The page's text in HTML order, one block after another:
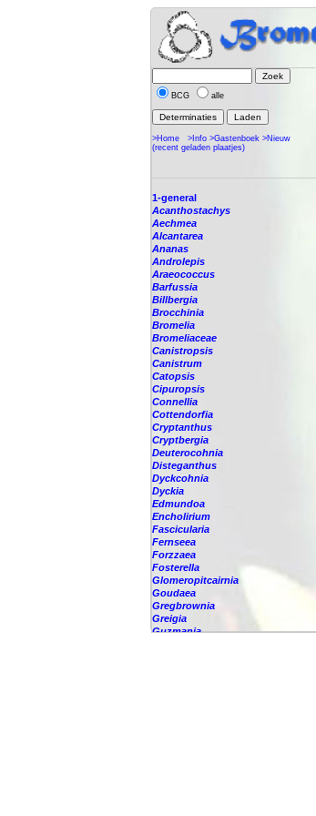
BCG alle
>Home >Info >Gastenboek >Nieuw
(recent geladen plaatjes)
1-general
Acanthostachys
Aechmea
Alcantarea
Ananas
Androlepis
Araeococcus
Barfussia
Billbergia
Brocchinia
Bromelia
Bromeliaceae
Canistropsis
Canistrum
Catopsis
Cipuropsis
Connellia
Cottendorfia
Cryptanthus
Cryptbergia
Deuterocohnia
Disteganthus
Dyckcohnia
Dyckia
Edmundoa
Encholirium
Fascicularia
Fernseea
Forzzaea
Fosterella
Glomeropitcairnia
Goudaea
Gregbrownia
Greigia
Guzmania